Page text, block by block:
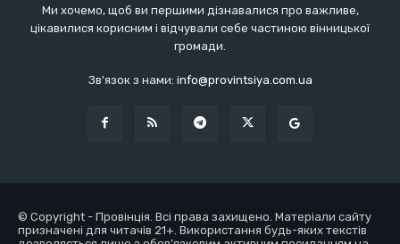
Ми хочемо, щоб ви першими дізнавалися про важливе,
цікавилися корисним і відчували себе частиною вінницької
громади.
Зв'язок з нами: info@provintsiya.com.ua
© Copyright - Провінція. Всі права захищено. Матеріали сайту
призначені для читачів 21+. Використання будь-яких текстів